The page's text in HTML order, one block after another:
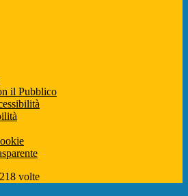
il Pubblico
218 volte